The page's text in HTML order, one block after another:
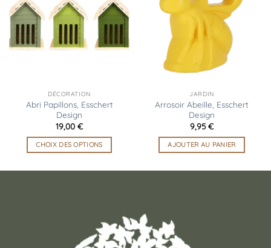
à la
liste
d’envies
DÉCORATION
Abri Papillons, Esschert
Design
19,00 €
CHOIX DES OPTIONS
produit
options
à la
liste
d’envies
JARDIN
Arrosoir Abeille, Esschert
Design
9,95€
AJOUTER AU PANIER